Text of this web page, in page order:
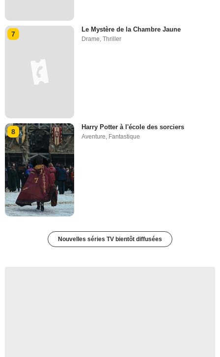
7
Le Mystère de la Chambre Jaune
Drame,Thriller
8
Harry Potter à l'école des sorciers
Aventure, Fantastique
Nouvelles séries TV bientôt diffusées